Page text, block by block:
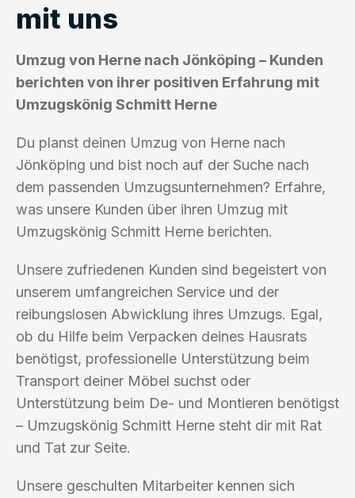
mit uns
Umzug von Herne nach Jönköping – Kunden
berichten von ihrer positiven Erfahrung mit
Umzugskönig Schmitt Herne
Du planst deinen Umzug von Herne nach
Jönköping und bist noch auf der Suche nach
dem passenden Umzugsunternehmen? Erfahre,
was unsere Kunden über ihren Umzug mit
Umzugskönig Schmitt Herne berichten.
Unsere zufriedenen Kunden sind begeistert von
unserem umfangreichen Service und der
reibungslosen Abwicklung ihres Umzugs. Egal,
ob du Hilfe beim Verpacken deines Hausrats
benötigst, professionelle Unterstützung beim
Transport deiner Möbel suchst oder
Unterstützung beim De- und Montieren benötigst
– Umzugskönig Schmitt Herne steht dir mit Rat
und Tat zur Seite.
Unsere geschulten Mitarbeiter kennen sich